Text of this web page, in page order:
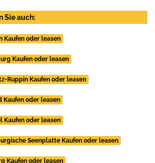
Sie auch:
Kaufen oder leasen
Kaufen oder leasen
Ruppin Kaufen oder leasen
Kaufen oder leasen
Kaufen oder leasen
Seenplatte Kaufen oder leasen
Kaufen oder leasen